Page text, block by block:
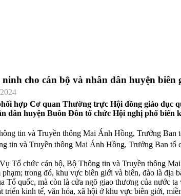
cho cán bộ và nhân dân huyện
hợp Cơ quan Thường trực Hội đồng giáo
dân huyện Buôn Đôn tổ chức Hội nghị phổ
tin và Truyền thông Mai Ánh Hồng, Trưởng Ban tổ
Tổ chức cán bộ, Bộ Thông tin và Truyền thông
trong đó, khu vực biên giới và biển, đảo là
Tổ quốc, mà còn là cửa ngõ giao thương của
triển kinh tế, văn hóa, xã hội ở khu vực biên giới,